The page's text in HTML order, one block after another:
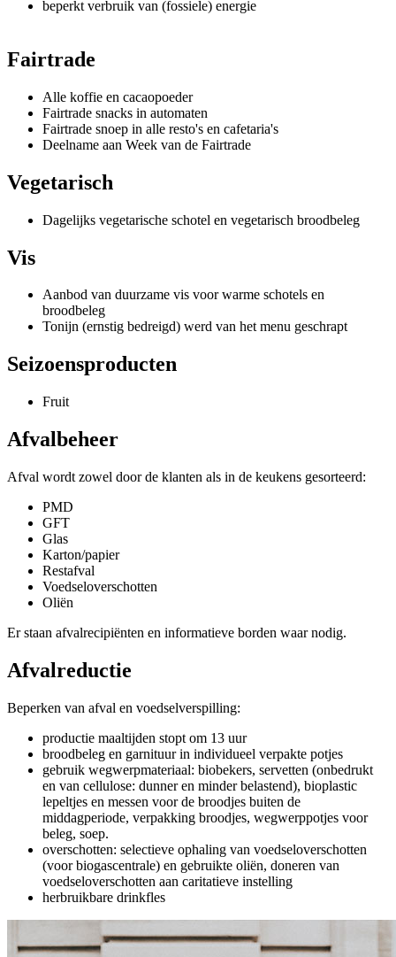
beperkt verbruik van (fossiele) energie
Fairtrade
Alle koffie en cacaopoeder
Fairtrade snacks in automaten
Fairtrade snoep in alle resto's en cafetaria's
Deelname aan Week van de Fairtrade
Vegetarisch
Dagelijks vegetarische schotel en vegetarisch broodbeleg
Vis
Aanbod van duurzame vis voor warme schotels en
broodbeleg
Tonijn (ernstig bedreigd) werd van het menu geschrapt
Seizoensproducten
Fruit
Afvalbeheer
Afval wordt zowel door de klanten als in de keukens gesorteerd:
PMD
GFT
Glas
Karton/papier
Restafval
Voedseloverschotten
Oliën
Er staan afvalrecipiënten en informatieve borden waar nodig.
Afvalreductie
Beperken van afval en voedselverspilling:
productie maaltijden stopt om 13 uur
broodbeleg en garnituur in individueel verpakte potjes
gebruik wegwerpmateriaal: biobekers, servetten (onbedrukt
en van cellulose: dunner en minder belastend), bioplastic
lepeltjes en messen voor de broodjes buiten de
middagperiode, verpakking broodjes, wegwerppotjes voor
beleg, soep.
overschotten: selectieve ophaling van voedseloverschotten
(voor biogascentrale) en gebruikte oliën, doneren van
voedseloverschotten aan caritatieve instelling
herbruikbare drinkfles